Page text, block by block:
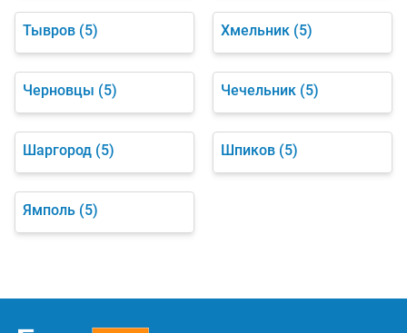
Тывров (5) Хмельник (5)
Черновцы (5) Чечельник (5)
Шаргород (5) Шпиков (5)
Ямполь (5)